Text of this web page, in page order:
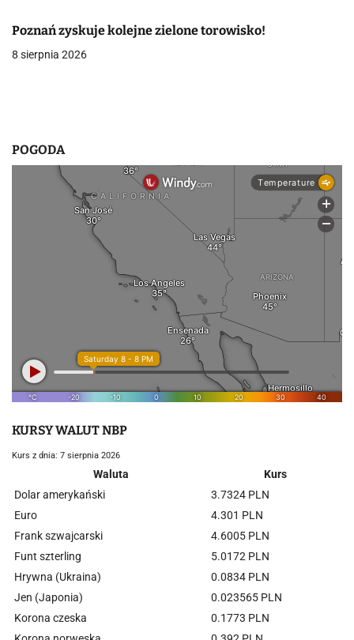
i
Poznań zyskuje kolejne zielone torowisko!
8 sierpnia 2026
POGODA
KURSY WALUT NBP
Kurs z dnia: 7 sierpnia 2026
Waluta
Kurs
Dolar amerykański
3.7324 PLN
Euro
4.301 PLN
Frank szwajcarski
4.6005 PLN
Funt szterling
5.0172 PLN
Hrywna (Ukraina)
0.0834 PLN
Jen (Japonia)
0.023565 PLN
Korona czeska
0.1773 PLN